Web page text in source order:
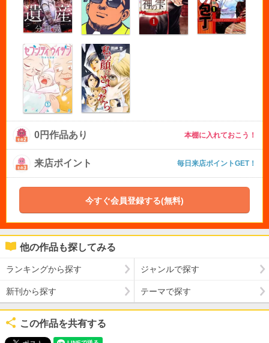
0円作品あり 本棚に入れておこう！
来店ポイント 毎日来店ポイントGET！
今すぐ会員登録する(無料)
他の作品も探してみる
ランキングから探す ジャンルで探す
新刊から探す テーマで探す
この作品を共有する